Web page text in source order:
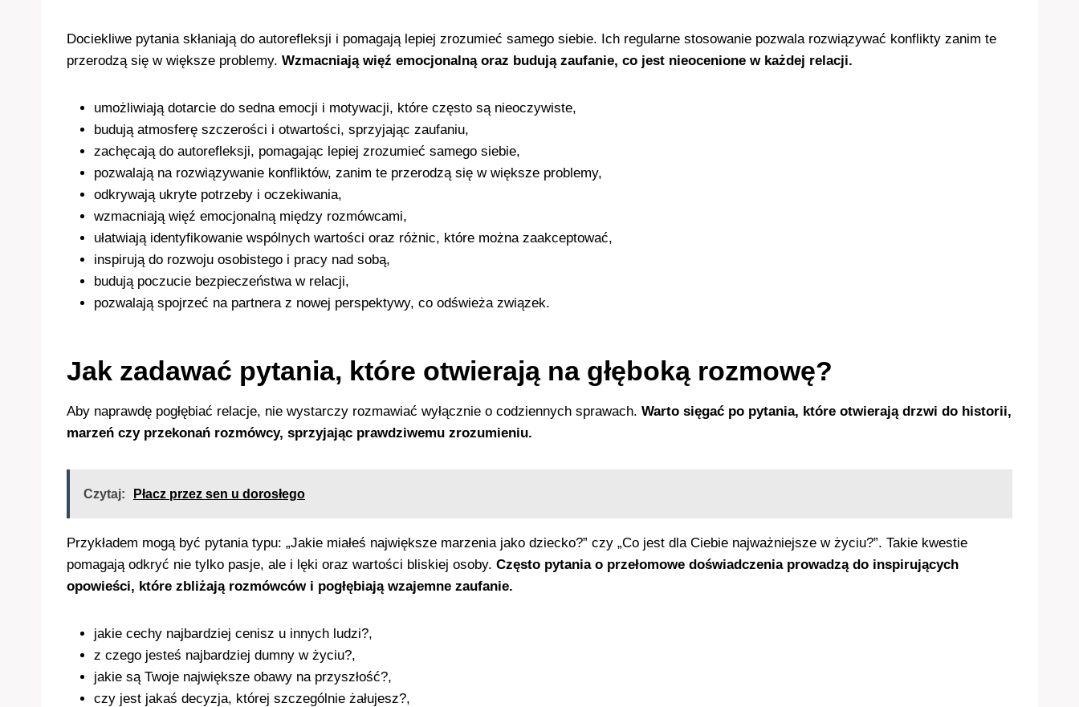
Dociekliwe pytania skłaniają do autorefleksji i pomagają lepiej zrozumieć samego siebie. Ich regularne stosowanie pozwala rozwiązywać konflikty zanim te
przerodzą się w większe problemy. Wzmacniają więź emocjonalną oraz budują zaufanie, co jest nieocenione w każdej relacji.
umożliwiają dotarcie do sedna emocji i motywacji, które często są nieoczywiste,
budują atmosferę szczerości i otwartości, sprzyjając zaufaniu,
zachęcają do autorefleksji, pomagając lepiej zrozumieć samego siebie,
pozwalają na rozwiązywanie konfliktów, zanim te przerodzą się w większe problemy,
odkrywają ukryte potrzeby i oczekiwania,
wzmacniają więź emocjonalną między rozmówcami,
ułatwiają identyfikowanie wspólnych wartości oraz różnic, które można zaakceptować,
inspirują do rozwoju osobistego i pracy nad sobą,
budują poczucie bezpieczeństwa w relacji,
pozwalają spojrzeć na partnera z nowej perspektywy, co odświeża związek.
Jak zadawać pytania, które otwierają na głęboką rozmowę?
Aby naprawdę pogłębiać relacje, nie wystarczy rozmawiać wyłącznie o codziennych sprawach. Warto sięgać po pytania, które otwierają drzwi do historii,
marzeń czy przekonań rozmówcy, sprzyjając prawdziwemu zrozumieniu.
Czytaj: Płacz przez sen u dorosłego
Przykładem mogą być pytania typu: „Jakie miałeś największe marzenia jako dziecko?” czy „Co jest dla Ciebie najważniejsze w życiu?”. Takie kwestie
pomagają odkryć nie tylko pasje, ale i lęki oraz wartości bliskiej osoby. Często pytania o przełomowe doświadczenia prowadzą do inspirujących
opowieści, które zbliżają rozmówców i pogłębiają wzajemne zaufanie.
jakie cechy najbardziej cenisz u innych ludzi?,
z czego jesteś najbardziej dumny w życiu?,
jakie są Twoje największe obawy na przyszłość?,
czy jest jakaś decyzja, której szczególnie żałujesz?,